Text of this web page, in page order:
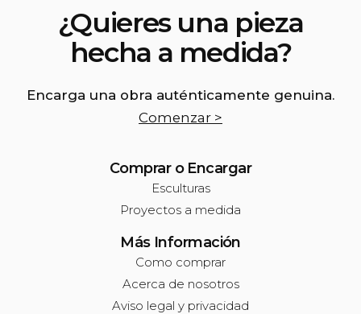
¿Quieres una pieza
hecha a medida?
Encarga una obra auténticamente genuina.
Comenzar >
Comprar o Encargar
Esculturas
Proyectos a medida
Más Información
Como comprar
Acerca de nosotros
Aviso legal y privacidad